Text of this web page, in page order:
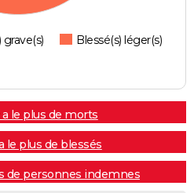
grave(s)
Blessé(s) léger(s)
a le plus de morts
le plus de blessés
de personnes indemnes